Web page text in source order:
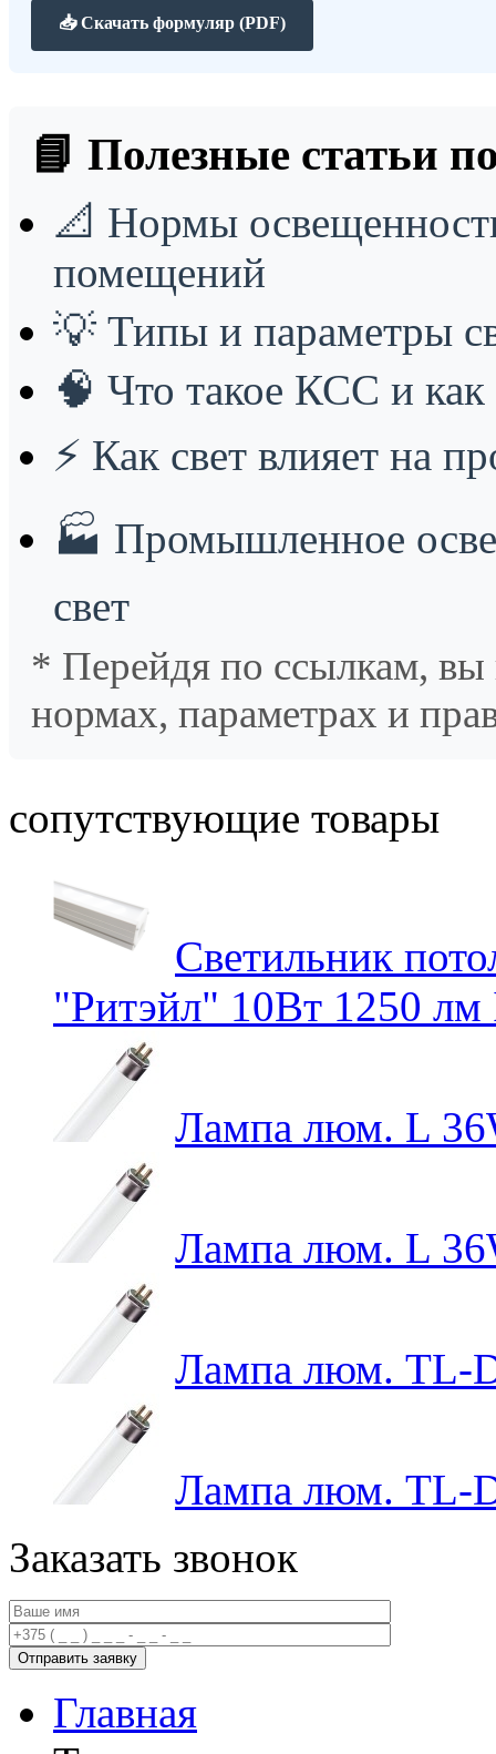
📥 Скачать формуляр (PDF)
📘 Полезные статьи
📐 Нормы
помещений
💡 Типы и параметры
🧠 Что такое КСС и как
⚡ Как свет влияет на
🏭 Промышленное
свет
* Перейдя по ссылкам,
нормах, параметрах и
сопутствующие товары
Светильник
"Ритэйл" 10Вт 1250 лм
Лампа люм. L
Лампа люм. L
Лампа люм. TL-
Лампа люм. TL-
Заказать звонок
Главная